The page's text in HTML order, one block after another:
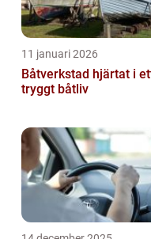
11 januari 2026
Båtverkstad hjärtat i ett
tryggt båtliv